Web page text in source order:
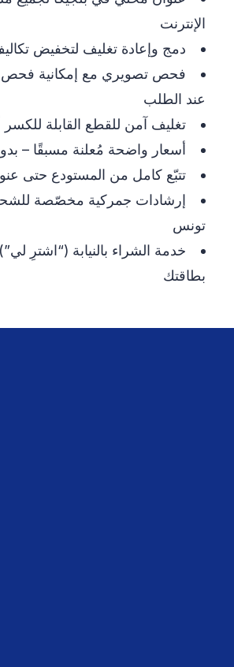
الإنترنت
دمج وإعادة تغليف لتخفيض
فحص تصويري مع إمكانية فحص
عند الطلب
تغليف آمن للقطع القابلة للكسر
أسعار واضحة مُعلنة مسبقًا –
تتبّع كامل من المستودع حتى
إرشادات جمركية مخصّصة
تونس
خدمة الشراء بالنيابة (“اشترِ
بطاقتك